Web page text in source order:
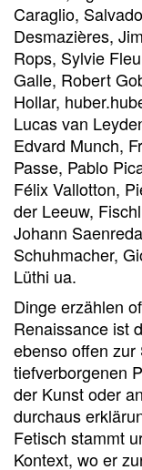
Caraglio,
Desmazières,
Rops, Sylvie
Galle, Robert
Hollar,
Lucas van
Edvard Munch,
Passe, Pablo
Félix Vallotton,
der Leeuw,
Johann
Schuhmacher,
Lüthi ua.
Dinge erzählen
Renaissance ist
ebenso offen
tiefverborgenen
der Kunst oder
durchaus
Fetisch stammt
Kontext, wo er